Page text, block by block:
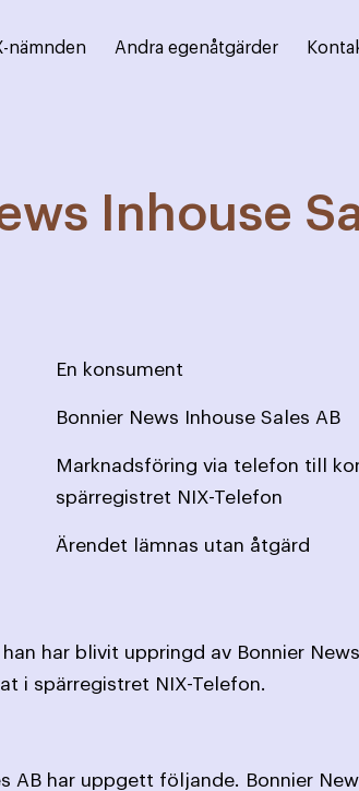
nämnden Andra egenåtgärder
Inhouse
En konsument
Bonnier News Inhouse Sales AB
Marknadsföring via telefon till
spärregistret NIX-Telefon
Ärendet lämnas utan åtgärd
har blivit uppringd av Bonnier
i spärregistret NIX-Telefon.
AB har uppgett följande. Bonnier